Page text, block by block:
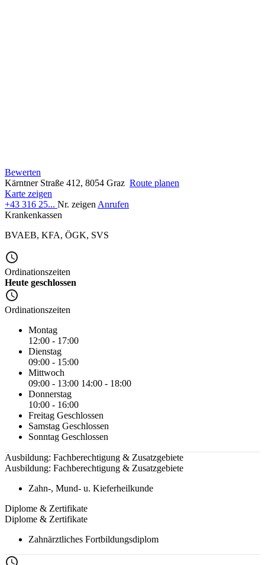
Bewerten
Kärntner Straße 412, 8054 Graz Route planen
Karte zeigen
+43 316 25... Nr. zeigen Anrufen
Krankenkassen
BVAEB, KFA, ÖGK, SVS
Ordinationszeiten
Heute geschlossen
Ordinationszeiten
Montag
12:00 - 17:00
Dienstag
09:00 - 15:00
Mittwoch
09:00 - 13:00 14:00 - 18:00
Donnerstag
10:00 - 16:00
Freitag Geschlossen
Samstag Geschlossen
Sonntag Geschlossen
Ausbildung: Fachberechtigung & Zusatzgebiete
Ausbildung: Fachberechtigung & Zusatzgebiete
Zahn-, Mund- u. Kieferheilkunde
Diplome & Zertifikate
Diplome & Zertifikate
Zahnärztliches Fortbildungsdiplom